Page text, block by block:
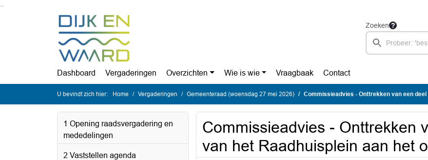
Zoeken
Dashboard Vergaderingen Overzichten Wie is wie Vraagbaak Contact
U bevindt zich hier: Home Vergaderingen Gemeenteraad (woensdag 27 mei 2026) Commissieadvies - Onttrekken van een deel van het
1 Opening raadsvergadering en
mededelingen
2 Vaststellen agenda
Commissieadvies - Onttrekken
van het Raadhuisplein aan het